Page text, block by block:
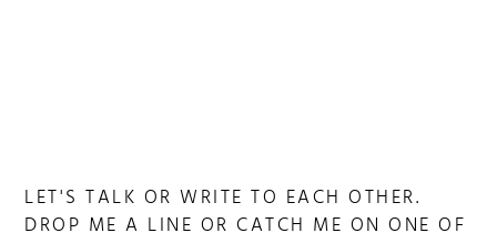
LET'S TALK OR WRITE TO EACH OTHER.
DROP ME A LINE OR CATCH ME ON ONE OF